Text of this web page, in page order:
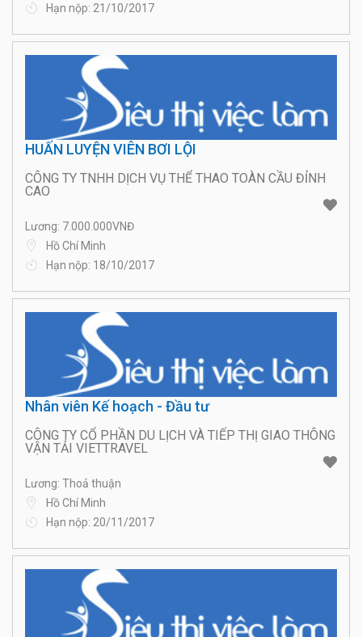
Hạn nộp: 21/10/2017
HUẤN LUYỆN VIÊN BƠI LỘI
CÔNG TY TNHH DỊCH VỤ THỂ THAO TOÀN CẦU ĐỈNH
CAO
Lương: 7.000.000VNĐ
Hồ Chí Minh
Hạn nộp: 18/10/2017
Nhân viên Kế hoạch - Đầu tư
CÔNG TY CỔ PHẦN DU LỊCH VÀ TIẾP THỊ GIAO THÔNG
VẬN TẢI VIETTRAVEL
Lương: Thoả thuận
Hồ Chí Minh
Hạn nộp: 20/11/2017